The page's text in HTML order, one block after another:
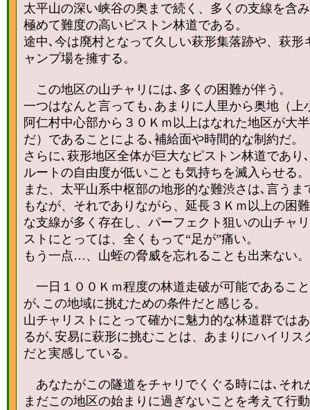
太平山の深い峡谷の奥まで続く、多くの支線を含み
極めて難度の高いピストン林道である。
途中､今は廃村となって久しい萩形集落跡や、萩形
ャンプ場を擁する。
この地区の山チャリには､多くの困難が伴う。
一つはなんと言っても､あまりに人里から奥地（上
阿仁村中心部から３０Ｋｍ以上はなれた地区が大半
だ）であることによる､補給面や時間的な制約だ。
さらに､萩形地区全体が巨大なピストン林道であり､
ルートの自由度が低いことも気持ちを滅入らせる。
また、太平山系中枢部の地形的な難渋さは､言うま
もなが、それでありながら、延長３Ｋｍ以上の困難
な支線が多く存在し、パーフェクト狙いの山チャリ
ストにとっては、全くもって“足が”痛い。
もう一点…、山蛭の脅威を忘れることも出来ない。
一日１００Ｋｍ程度の林道走破が可能であること
が､この地域に挑むための条件だと感じる。
山チャリストにとって確かに魅力的な林道群ではあ
るが､安易に萩形に挑むことは、あまりにハイリス
だと実感している。
あなたがこの隧道をチャリでくぐる時には､それ
まだこの地区の始まりに過ぎないことを考えて行動